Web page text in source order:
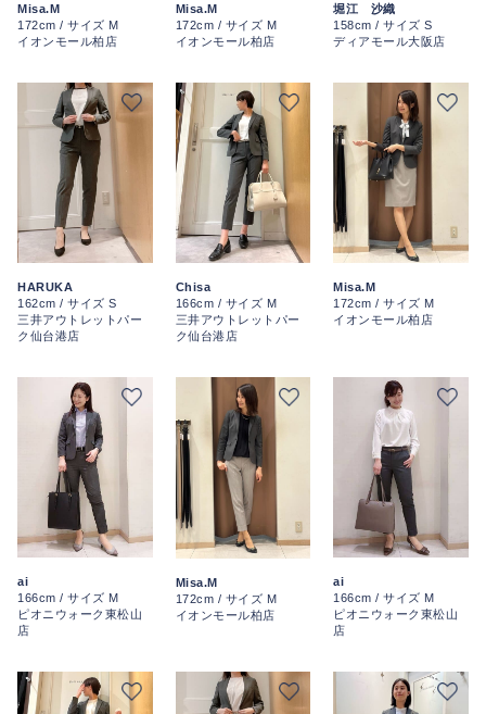
Misa.M
172cm / サイズ M
イオンモール柏店
Misa.M
172cm / サイズ M
イオンモール柏店
堀江 沙織
158cm / サイズ S
ディアモール大阪店
HARUKA
162cm / サイズ S
三井アウトレットパー
ク仙台港店
Chisa
166cm / サイズ M
三井アウトレットパー
ク仙台港店
Misa.M
172cm / サイズ M
イオンモール柏店
ai
166cm / サイズ M
ピオニウォーク東松山
店
Misa.M
172cm / サイズ M
イオンモール柏店
ai
166cm / サイズ M
ピオニウォーク東松山
店